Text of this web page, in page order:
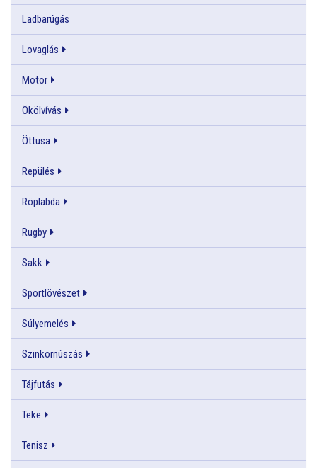
Ladbarúgás
Lovaglás
Motor
Ökölvívás
Öttusa
Repülés
Röplabda
Rugby
Sakk
Sportlövészet
Súlyemelés
Szinkornúszás
Tájfutás
Teke
Tenisz